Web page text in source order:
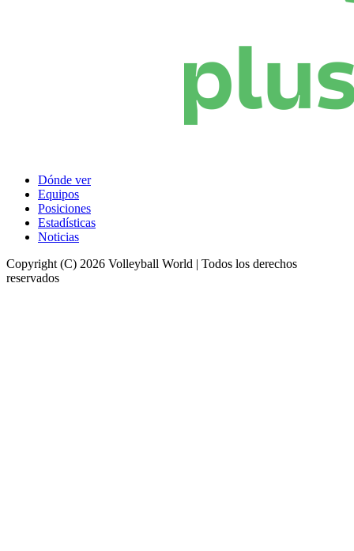
Dónde ver
Equipos
Posiciones
Estadísticas
Noticias
Copyright (C) 2026 Volleyball World | Todos los derechos
reservados